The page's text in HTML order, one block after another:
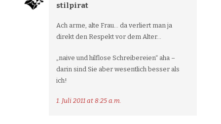
stilpirat
Ach arme, alte Frau… da verliert man ja
direkt den Respekt vor dem Alter…
„naive und hilflose Schreibereien“ aha –
darin sind Sie aber wesentlich besser als
ich!
1. Juli 2011 at 8:25 a.m.